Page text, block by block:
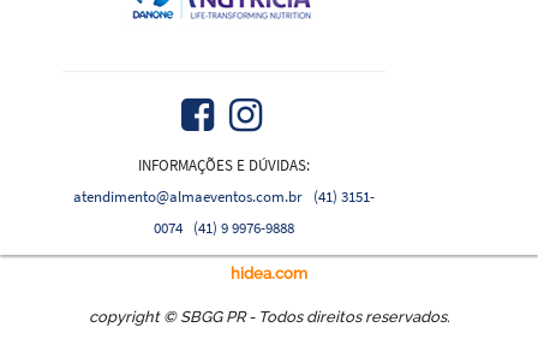
INFORMAÇÕES E DÚVIDAS:
atendimento@almaeventos.com.br
(41) 3151-
0074
(41) 9 9976-9888
hidea.com
copyright © SBGG PR - Todos direitos reservados.